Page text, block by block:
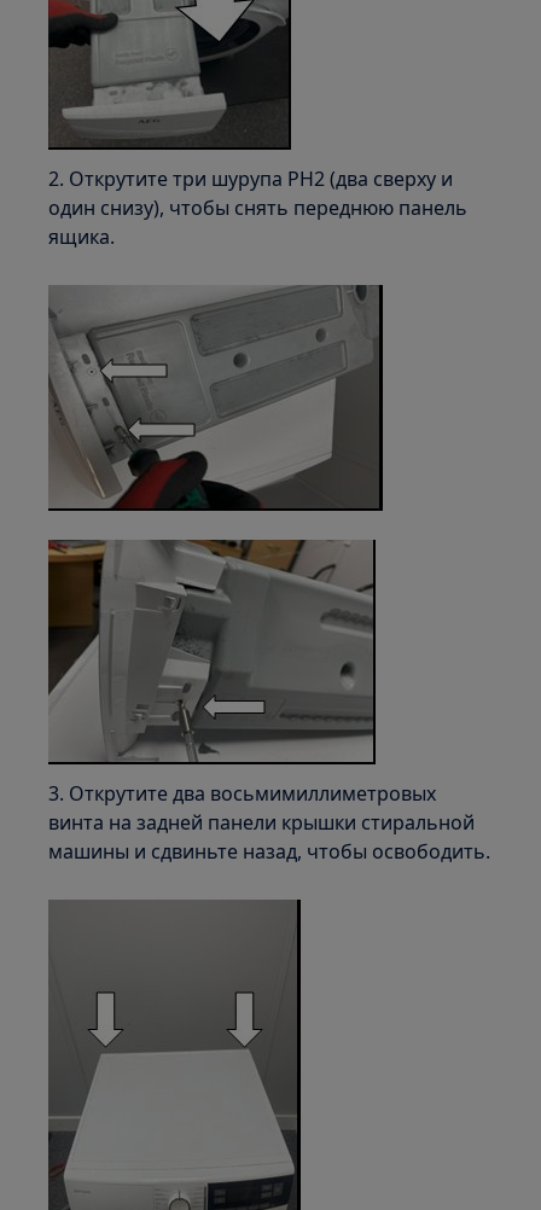
2. Открутите три шурупа PH2 (два сверху и
один снизу), чтобы снять переднюю панель
ящика.
3. Открутите два восьмимиллиметровых
винта на задней панели крышки стиральной
машины и сдвиньте назад, чтобы освободить.